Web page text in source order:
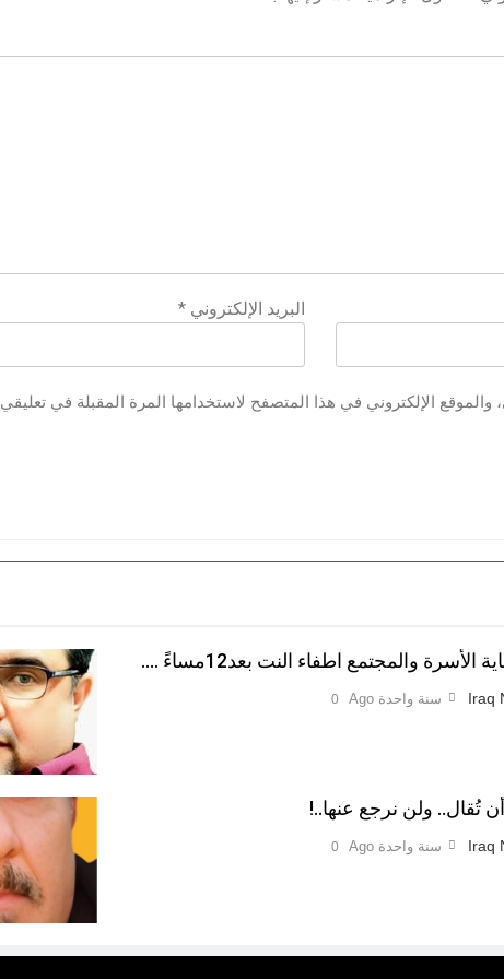
البريد الإلكتروني*
الإلكتروني في هذا المتصفح لاستخدامها المرة المقبلة في تعليقي.
والمجتمع اطفاء النت بعد12مساءً ….
Iraq سنة واحدة Ago 0
تُقال.. ولن نرجع عنها..!
Iraq سنة واحدة Ago 0